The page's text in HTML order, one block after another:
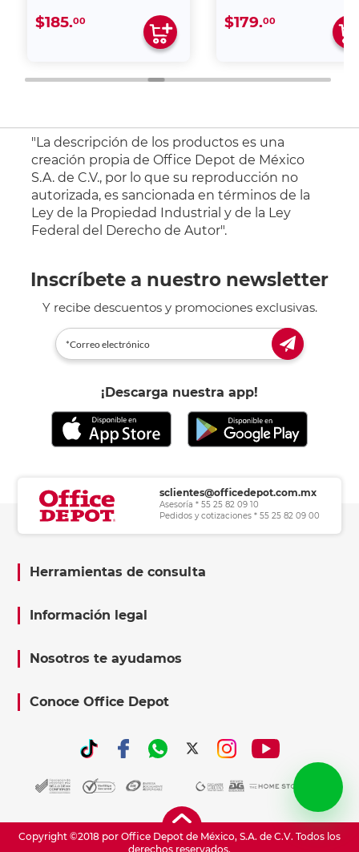
$185.00 $179.00
"La descripción de los productos es una
creación propia de Office Depot de México
S.A. de C.V., por lo que su reproducción no
autorizada, es sancionada en términos de la
Ley de la Propiedad Industrial y de la Ley
Federal del Derecho de Autor".
Inscríbete a nuestro newsletter
Y recibe descuentos y promociones exclusivas.
¡Descarga nuestra app!
sclientes@officedepot.com.mx
Asesoría * 55 25 82 09 10
Pedidos y cotizaciones * 55 25 82 09 00
Herramientas de consulta
Información legal
Nosotros te ayudamos
Conoce Office Depot
Copyright ©2018 por Office Depot de México, S.A. de C.V. Todos los
derechos reservados.